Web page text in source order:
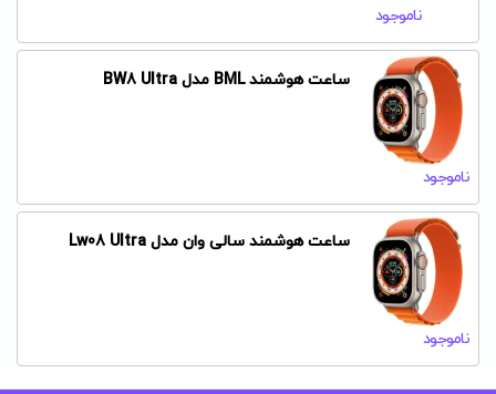
ناموجود
ساعت هوشمند BML مدل BW8 Ultra
ناموجود
ساعت هوشمند سالی وان مدل Lw08 Ultra
ناموجود